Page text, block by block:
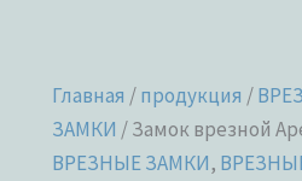
Главная /продукция /
ЗАМКИ / Замок врезной
ВРЕЗНЫЕ ЗАМКИ,